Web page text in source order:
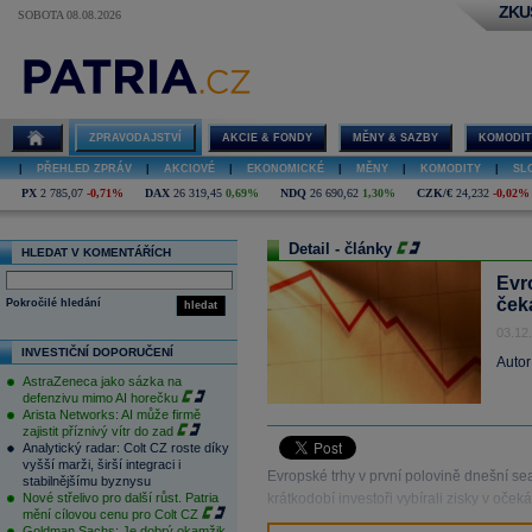
SOBOTA 08.08.2026
ZPRAVODAJSTVÍ AKCIE & FONDY MĚNY & SAZBY
PŘEHLED ZPRÁV AKCIOVÉ EKONOMICKÉ MĚNY KOMODITY
PX 2 785,07 -0,71% DAX 26 319,45 0,69% NDQ 26 690,62 1,30% CZK/€ 24,232 -0,02%
HLEDAT V KOMENTÁŘÍCH
hledat
Pokročilé hledání
INVESTIČNÍ DOPORUČENÍ
AstraZeneca jako sázka na
defenzivu mimo AI horečku
Arista Networks: AI může firmě
zajistit příznivý vítr do zad
Analytický radar: Colt CZ roste díky
vyšší marži, širší integraci i
stabilnějšímu byznysu
Nové střelivo pro další růst. Patria
mění cílovou cenu pro Colt CZ
Detail - články
Evropské trhy v první polovině dnešní
krátkodobí investoři vybírali zisky v